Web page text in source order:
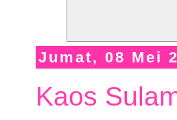
Jumat, 08 Mei
Kaos